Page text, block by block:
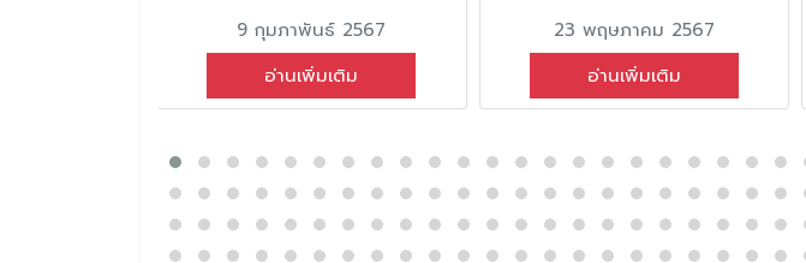
9 กุมภาพันธ์ 2567
อ่านเพิ่มเติม
23 พฤษภาคม 2567
อ่านเพิ่มเติม